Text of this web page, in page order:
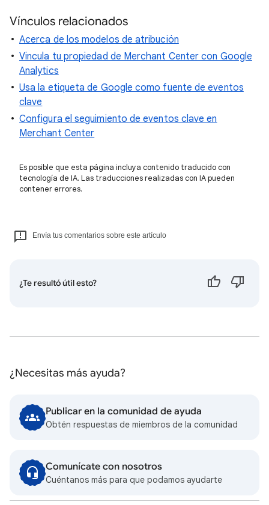
Vínculos relacionados
Acerca de los modelos de atribución
Vincula tu propiedad de Merchant Center con Google
Analytics
Usa la etiqueta de Google como fuente de eventos
clave
Configura el seguimiento de eventos clave en
Merchant Center
Es posible que esta página incluya contenido traducido con
tecnología de IA. Las traducciones realizadas con IA pueden
contener errores.
Envía tus comentarios sobre este artículo
¿Te resultó útil esto?
¿Necesitas más ayuda?
Publicar en la comunidad de ayuda
Obtén respuestas de miembros de la comunidad
Comunícate con nosotros
Cuéntanos más para que podamos ayudarte